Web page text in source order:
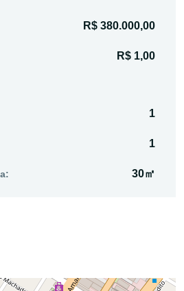
R$ 380.000,00
R$ 1,00
1
1
30㎡